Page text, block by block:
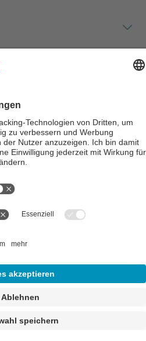
zzgl.Versandkostenund
wenn nicht anders angegeben.
Sonderregelung). Ein gesonderter
ist nicht zulässig.
für bestimmte Betreiber.